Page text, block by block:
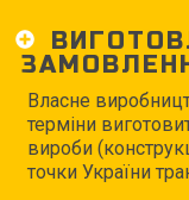
Власне
терміни
вироби
точки України